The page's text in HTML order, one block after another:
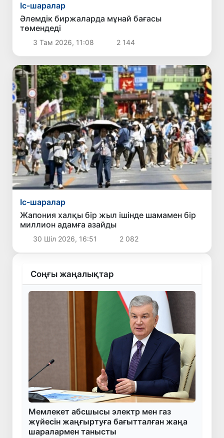
Іс-шаралар
Әлемдік биржаларда мұнай бағасы
төмендеді
3 Там 2026, 11:08 2 144
Іс-шаралар
Жапония халқы бір жыл ішінде шамамен бір
миллион адамға азайды
30 Шіл 2026, 16:51 2 082
Соңғы жаңалықтар
Мемлекет абсшысы электр мен газ
жүйесін жаңғыртуға бағытталған жаңа
шаралармен танысты